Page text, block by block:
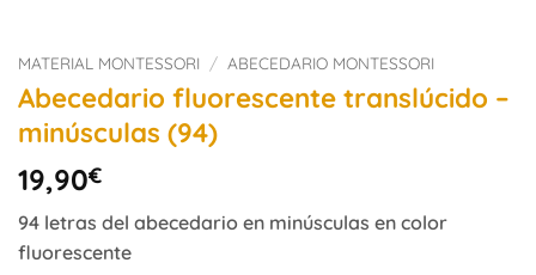
MATERIAL MONTESSORI / ABECEDARIO MONTESSORI
Abecedario fluorescente translúcido –
minúsculas (94)
19,90€
94 letras del abecedario en minúsculas en color
fluorescente